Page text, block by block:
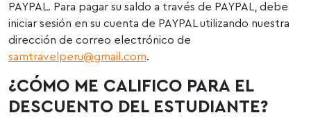
PAYPAL. Para pagar su saldo a través de PAYPAL, debe
iniciar sesión en su cuenta de PAYPAL utilizando nuestra
dirección de correo electrónico de
samtravelperu@gmail.com.
¿CÓMO ME CALIFICO PARA EL
DESCUENTO DEL ESTUDIANTE?